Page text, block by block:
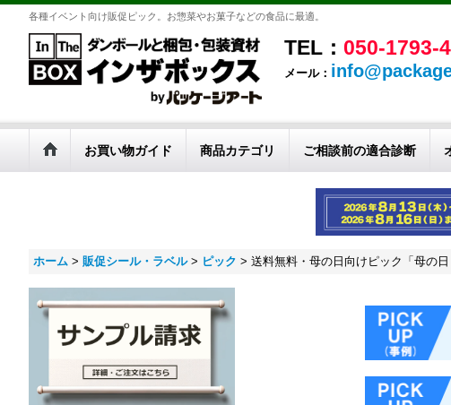
各種イベント向け販促ピック。お惣菜やお菓子などの食品に最適。
TEL： 050-1793-
メール：
お買い物ガイド 商品カテゴリ ご相談前の適合診断
ホーム > 販促シール・ラベル > ピック > 送料無料・母の日向けピック「母の